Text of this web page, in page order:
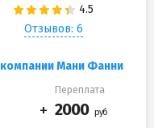
Отзывов: 6
Мани Фанни
Переплата